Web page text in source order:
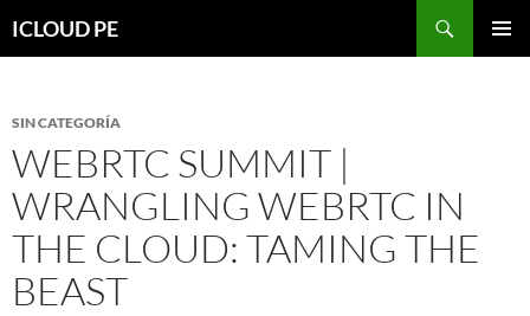
hacia
ICLOUD PE
SIN CATEGORÍA
WEBRTC SUMMIT |
WRANGLING WEBRTC IN
THE CLOUD: TAMING THE
BEAST